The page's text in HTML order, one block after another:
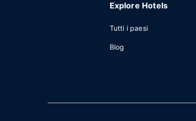
Explore Hotels
Tutti i paesi
Blog